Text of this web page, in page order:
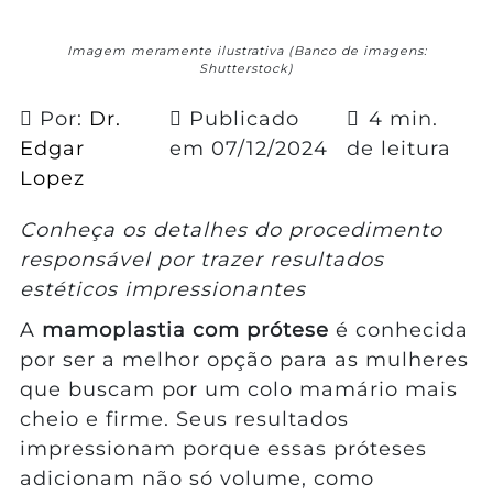
Imagem meramente ilustrativa (Banco de imagens:
Shutterstock)
Por: Dr.
Edgar
Lopez
Publicado
em 07/12/2024
4 min.
de leitura
Conheça os detalhes do procedimento
responsável por trazer resultados
estéticos impressionantes
A mamoplastia com prótese é conhecida
por ser a melhor opção para as mulheres
que buscam por um colo mamário mais
cheio e firme. Seus resultados
impressionam porque essas próteses
adicionam não só volume, como